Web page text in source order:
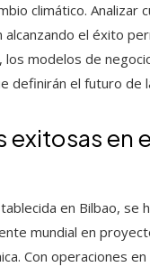
climático. Analizar
el éxito
los modelos de
definirán el futuro de
exitosas en
en Bilbao, se
mundial en
Con operaciones en